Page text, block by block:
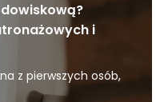
i
z pierwszych osób,